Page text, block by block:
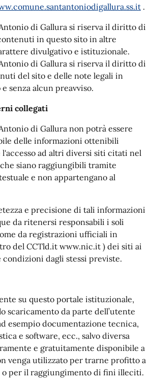
.
di Gallura si riserva il diritto di
in questo sito in altre
divulgativo e istituzionale.
di Gallura si riserva il diritto di
del sito e delle note legali in
senza alcun preavviso.
collegati
di Gallura non potrà essere
delle informazioni ottenibili
ad altri diversi siti citati nel
siano raggiungibili tramite
e non appartengano al
e precisione di tali informazioni
da ritenersi responsabili i soli
da registrazioni ufficiali in
del CCTld.it www.nic.it ) dei siti ai
condizioni dagli stessi previste.
su questo portale istituzionale,
scaricamento da parte dell’utente
esempio documentazione tecnica,
e software, ecc., salvo diversa
e gratuitamente disponibile a
venga utilizzato per trarne profitto a
per il raggiungimento di fini illeciti.